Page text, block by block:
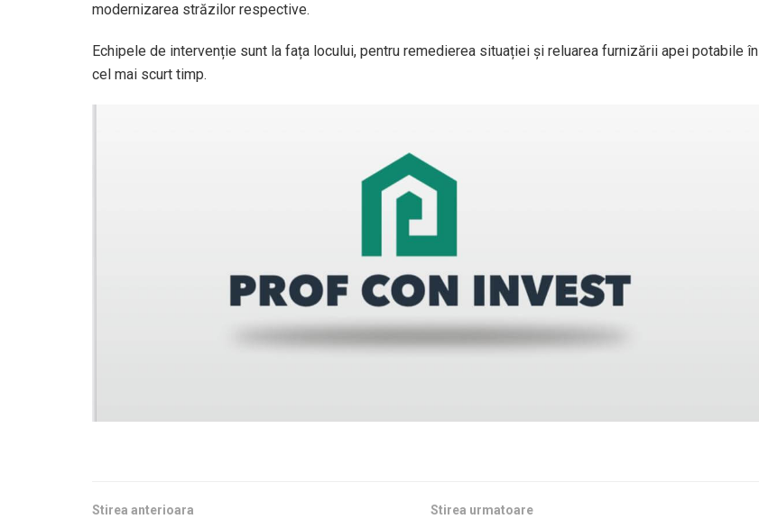
modernizarea străzilor respective.
Echipele de intervenție sunt la fața locului, pentru remedierea situației și reluarea furnizării apei potabile în
cel mai scurt timp.
Stirea anterioara Stirea urmatoare